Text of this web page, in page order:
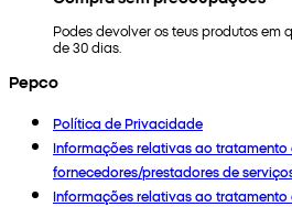
Podes devolver os teus produtos em
de 30 dias.
Pepco
Política de Privacidade
Informações relativas ao
fornecedores/prestadores de
Informações relativas ao